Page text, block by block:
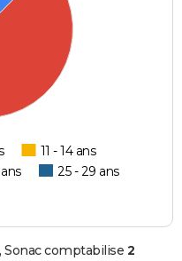
11 - 14 ans
25 - 29 ans
Sonac comptabilise 2